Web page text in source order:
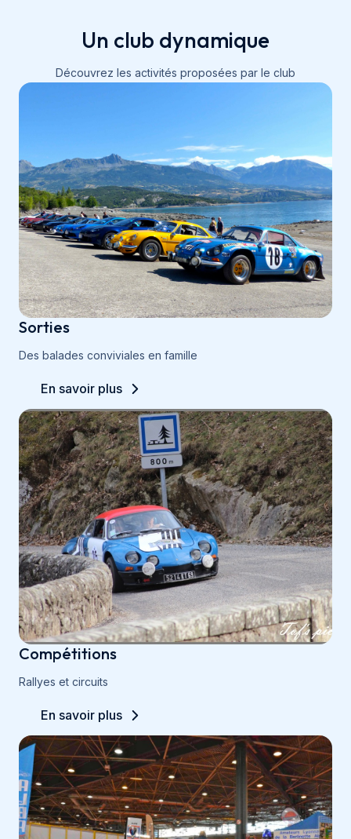
Un club dynamique
Découvrez les activités proposées par le club
Sorties
Des balades conviviales en famille
En savoir plus
Compétitions
Rallyes et circuits
En savoir plus